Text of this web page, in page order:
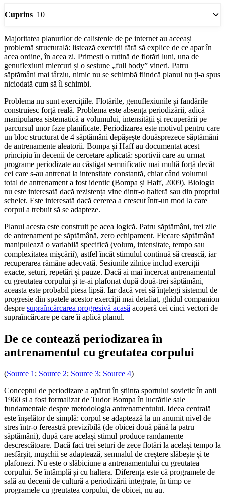
Cuprins 10
Majoritatea planurilor de calistenie de pe internet au aceeași
problemă structurală: listează exerciții fără să explice de ce apar în
acea ordine, în acea zi. Primești o rutină de flotări luni, una de
genuflexiuni miercuri și o sesiune „full body” vineri. Patru
săptămâni mai târziu, nimic nu se schimbă fiindcă planul nu ți-a spus
niciodată cum să îl schimbi.
Problema nu sunt exercițiile. Flotările, genuflexiunile și fandările
construiesc forță reală. Problema este absența periodizării, adică
manipularea sistematică a volumului, intensității și recuperării pe
parcursul unor faze planificate. Periodizarea este motivul pentru care
un bloc structurat de 4 săptămâni depășește douăsprezece săptămâni
de antrenamente aleatorii. Bompa și Haff au documentat acest
principiu în decenii de cercetare aplicată: sportivii care au urmat
programe periodizate au câștigat semnificativ mai multă forță decât
cei care s-au antrenat la intensitate constantă, chiar când volumul
total de antrenament a fost identic (Bompa și Haff, 2009). Biologia
nu este interesată dacă rezistența vine dintr-o halteră sau din propriul
schelet. Este interesată dacă cererea a crescut într-un mod la care
corpul a trebuit să se adapteze.
Planul acesta este construit pe acea logică. Patru săptămâni, trei zile
de antrenament pe săptămână, zero echipament. Fiecare săptămână
manipulează o variabilă specifică (volum, intensitate, tempo sau
complexitatea mișcării), astfel încât stimulul continuă să crească, iar
recuperarea rămâne adecvată. Sesiunile zilnice includ exerciții
exacte, seturi, repetări și pauze. Dacă ai mai încercat antrenamentul
cu greutatea corpului și te-ai plafonat după două-trei săptămâni,
aceasta este probabil piesa lipsă. Iar dacă vrei să înțelegi sistemul de
progresie din spatele acestor exerciții mai detaliat, ghidul companion
despre supraîncărcarea progresivă acasă acoperă cei cinci vectori de
supraîncărcare pe care îi aplică planul.
De ce contează periodizarea în
antrenamentul cu greutatea corpului
(Source 1 ; Source 2; Source 3; Source 4)
Conceptul de periodizare a apărut în știința sportului sovietic în anii
1960 și a fost formalizat de Tudor Bompa în lucrările sale
fundamentale despre metodologia antrenamentului. Ideea centrală
este înșelător de simplă: corpul se adaptează la un anumit nivel de
stres într-o fereastră previzibilă (de obicei două până la patru
săptămâni), după care același stimul produce randamente
descrescătoare. Dacă faci trei seturi de zece flotări la același tempo la
nesfârșit, mușchii se adaptează, semnalul de creștere slăbește și te
plafonezi. Nu este o slăbiciune a antrenamentului cu greutatea
corpului. Se întâmplă și cu haltera. Diferența este că programele de
sală au decenii de cultură a periodizării integrate, în timp ce
programele cu greutatea corpului, de obicei, nu au.